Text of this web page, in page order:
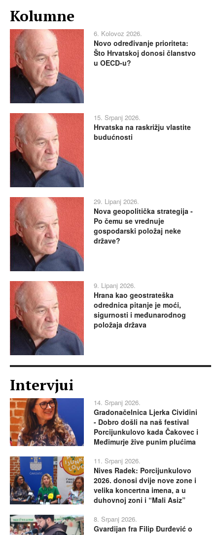
Kolumne
6. Kolovoz 2026.
Novo određivanje prioriteta:
Što Hrvatskoj donosi članstvo
u OECD-u?
15. Srpanj 2026.
Hrvatska na raskrižju vlastite
budućnosti
29. Lipanj 2026.
Nova geopolitička strategija -
Po čemu se vrednuje
gospodarski položaj neke
države?
9. Lipanj 2026.
Hrana kao geostrateška
odrednica pitanje je moći,
sigurnosti i međunarodnog
položaja država
Intervjui
14. Srpanj 2026.
Gradonačelnica Ljerka Cividini
- Dobro došli na naš festival
Porcijunkulovo kada Čakovec i
Međimurje žive punim plućima
11. Srpanj 2026.
Nives Radek: Porcijunkulovo
2026. donosi dvije nove zone i
velika koncertna imena, a u
duhovnoj zoni i “Mali Asiz”
8. Srpanj 2026.
Gvardijan fra Filip Đurđević o